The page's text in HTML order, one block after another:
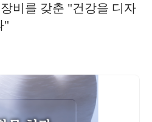
비를 갖춘 "건강을 디자
"